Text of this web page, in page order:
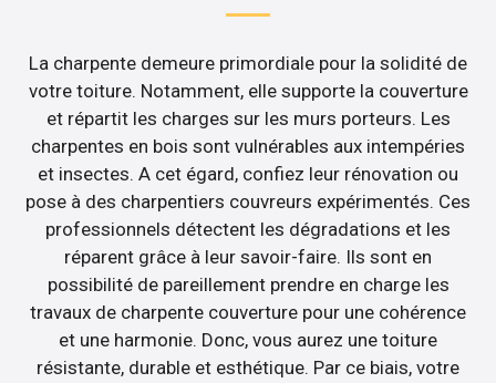
La charpente demeure primordiale pour la solidité de
votre toiture. Notamment, elle supporte la couverture
et répartit les charges sur les murs porteurs. Les
charpentes en bois sont vulnérables aux intempéries
et insectes. A cet égard, confiez leur rénovation ou
pose à des charpentiers couvreurs expérimentés. Ces
professionnels détectent les dégradations et les
réparent grâce à leur savoir-faire. Ils sont en
possibilité de pareillement prendre en charge les
travaux de charpente couverture pour une cohérence
et une harmonie. Donc, vous aurez une toiture
résistante, durable et esthétique. Par ce biais, votre